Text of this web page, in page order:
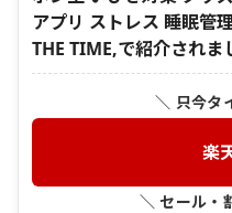
アプリ ストレス 睡眠管
THE TIME,で紹介されま
＼ 只今タ
楽
＼ セール・